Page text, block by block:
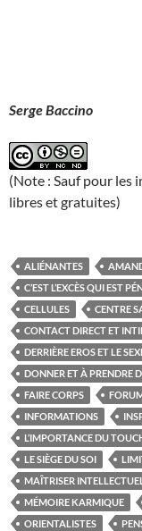
Serge Baccino
(Note : Sauf pour les
libres et gratuites)
ALIÉNANTES
C’EST L’EXCÈS QUI EST
CELLULES
CENTRE
CONTACT DIRECT ET
DERRIÈRE EROS ET LE
DONNER ET À PRENDRE
FAIRE CORPS
INFORMATIONS
L’IMPORTANCE DU
LE SIÈGE DU SOI
MAÎTRISER
MÉMOIRE KARMIQUE
ORIENTALISTES